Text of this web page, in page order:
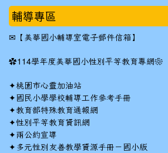
輔導專區
✉ 【美華國小輔導室電子郵件信箱】
✿114學年度美華國小性別平等教育專網❀
✦桃園市心靈加油站
✦ 國民小學學校輔導工作參考手冊
✦教育部特殊教育通報網
✦性別平等教育資訊網
✦兩公約宣導
✦ 多元性別友善教學資源手冊－國小版